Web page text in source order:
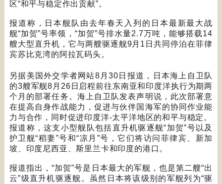
区“和平与稳定作出贡献”。
报道称，日本舰队由去年春天入列的日本最新最大战
舰“加贺”号率领， “加贺”号排水量2.7万吨，能够搭载14
艘大型直升机，它与两艘驱逐舰9月 1 日共同停泊在菲律
宾苏比克湾的阿拉瓦码头。
另据美国外交学者网站8 月30 日报道，日本海上自卫队
的3艘军舰8 月 26 日启程前往东南亚和印度洋执行为期两
个月的部署任务。海上自卫队发表声明说，此次部署意
在提高自身作战能力，促进与伙伴国海军的协同作业能
力与合作，同时促进印度洋-太平洋地区的和平与稳定。
报道称，这支小型舰队包括直升机驱逐舰“加贺”号以及
护卫舰“稻妻”号和“凉月 ”号，它们将访问菲律宾、新加
坡、印度尼西亚、斯里兰卡和印度的港口。
报道指出，“加贺”号是日本最大的军舰，也是第二艘“出
云”级直升机驱逐舰。虽然日本将该级别的军舰列为“驱